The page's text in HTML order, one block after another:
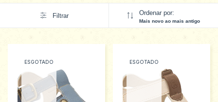
Filtrar Ordenar por:
Mais novo ao mais antigo
ESGOTADO ESGOTADO